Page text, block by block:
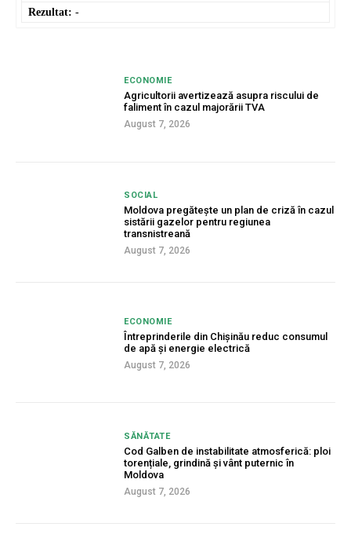
Rezultat: -
ECONOMIE
Agricultorii avertizează asupra riscului de
faliment în cazul majorării TVA
August 7, 2026
SOCIAL
Moldova pregătește un plan de criză în cazul
sistării gazelor pentru regiunea
transnistreană
August 7, 2026
ECONOMIE
Întreprinderile din Chișinău reduc consumul
de apă și energie electrică
August 7, 2026
SĂNĂTATE
Cod Galben de instabilitate atmosferică: ploi
torențiale, grindină și vânt puternic în
Moldova
August 7, 2026